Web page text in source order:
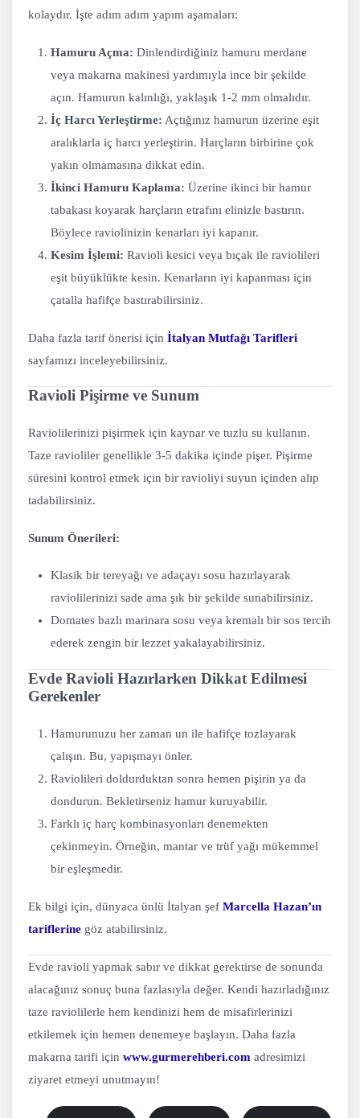
kolaydır. İşte adım adım yapım aşamaları:
Hamuru Açma: Dinlendirdiğiniz hamuru merdane
veya makarna makinesi yardımıyla ince bir şekilde
açın. Hamurun kalınlığı, yaklaşık 1-2 mm olmalıdır.
İç Harcı Yerleştirme: Açtığınız hamurun üzerine eşit
aralıklarla iç harcı yerleştirin. Harçların birbirine çok
yakın olmamasına dikkat edin.
İkinci Hamuru Kaplama: Üzerine ikinci bir hamur
tabakası koyarak harçların etrafını elinizle bastırın.
Böylece raviolinizin kenarları iyi kapanır.
Kesim İşlemi: Ravioli kesici veya bıçak ile raviolileri
eşit büyüklükte kesin. Kenarların iyi kapanması için
çatalla hafifçe bastırabilirsiniz.
Daha fazla tarif önerisi için İtalyan Mutfağı Tarifleri
sayfamızı inceleyebilirsiniz.
Ravioli Pişirme ve Sunum
Raviolilerinizi pişirmek için kaynar ve tuzlu su kullanın.
Taze ravioliler genellikle 3-5 dakika içinde pişer. Pişirme
süresini kontrol etmek için bir ravioliyi suyun içinden alıp
tadabilirsiniz.
Sunum Önerileri:
Klasik bir tereyağı ve adaçayı sosu hazırlayarak
raviolilerinizi sade ama şık bir şekilde sunabilirsiniz.
Domates bazlı marinara sosu veya kremalı bir sos tercih
ederek zengin bir lezzet yakalayabilirsiniz.
Evde Ravioli Hazırlarken Dikkat Edilmesi
Gerekenler
Hamurunuzu her zaman un ile hafifçe tozlayarak
çalışın. Bu, yapışmayı önler.
Raviolileri doldurduktan sonra hemen pişirin ya da
dondurun. Bekletirseniz hamur kuruyabilir.
Farklı iç harç kombinasyonları denemekten
çekinmeyin. Örneğin, mantar ve trüf yağı mükemmel
bir eşleşmedir.
Ek bilgi için, dünyaca ünlü İtalyan şef Marcella Hazan’ın
tariflerine göz atabilirsiniz.
Evde ravioli yapmak sabır ve dikkat gerektirse de sonunda
alacağınız sonuç buna fazlasıyla değer. Kendi hazırladığınız
taze raviolilerle hem kendinizi hem de misafirlerinizi
etkilemek için hemen denemeye başlayın. Daha fazla
makarna tarifi için www.gurmerehberi.com adresimizi
ziyaret etmeyi unutmayın!